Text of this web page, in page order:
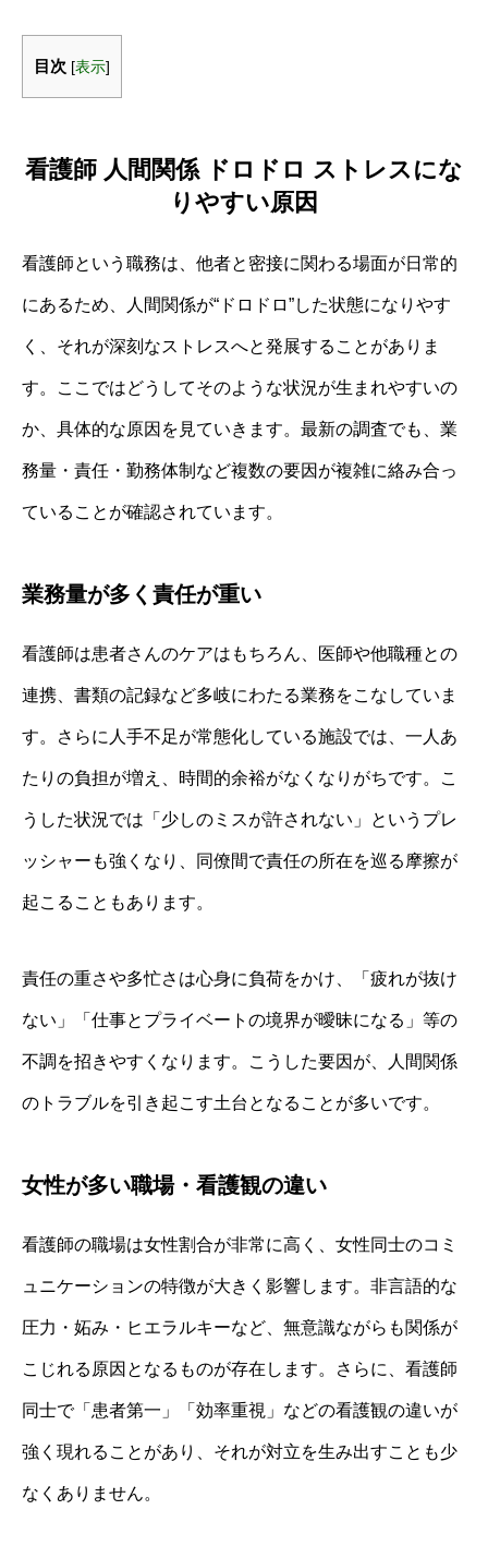
目次 [表示]
看護師 人間関係 ドロドロ ストレスにな
りやすい原因
看護師という職務は、他者と密接に関わる場面が日常的
にあるため、人間関係が“ドロドロ”した状態になりやす
く、それが深刻なストレスへと発展することがありま
す。ここではどうしてそのような状況が生まれやすいの
か、具体的な原因を見ていきます。最新の調査でも、業
務量・責任・勤務体制など複数の要因が複雑に絡み合っ
ていることが確認されています。
業務量が多く責任が重い
看護師は患者さんのケアはもちろん、医師や他職種との
連携、書類の記録など多岐にわたる業務をこなしていま
す。さらに人手不足が常態化している施設では、一人あ
たりの負担が増え、時間的余裕がなくなりがちです。こ
うした状況では「少しのミスが許されない」というプレ
ッシャーも強くなり、同僚間で責任の所在を巡る摩擦が
起こることもあります。
責任の重さや多忙さは心身に負荷をかけ、「疲れが抜け
ない」「仕事とプライベートの境界が曖昧になる」等の
不調を招きやすくなります。こうした要因が、人間関係
のトラブルを引き起こす土台となることが多いです。
女性が多い職場・看護観の違い
看護師の職場は女性割合が非常に高く、女性同士のコミ
ュニケーションの特徴が大きく影響します。非言語的な
圧力・妬み・ヒエラルキーなど、無意識ながらも関係が
こじれる原因となるものが存在します。さらに、看護師
同士で「患者第一」「効率重視」などの看護観の違いが
強く現れることがあり、それが対立を生み出すことも少
なくありません。